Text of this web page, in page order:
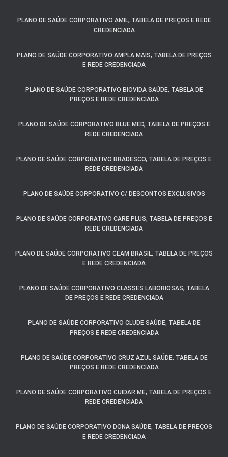
PLANO DE SAÚDE CORPORATIVO AMIL, TABELA DE PREÇOS E REDE
CREDENCIADA
PLANO DE SAÚDE CORPORATIVO AMPLA MAIS, TABELA DE PREÇOS
E REDE CREDENCIADA
PLANO DE SAÚDE CORPORATIVO BIOVIDA SAÚDE, TABELA DE
PREÇOS E REDE CREDENCIADA
PLANO DE SAÚDE CORPORATIVO BLUE MED, TABELA DE PREÇOS E
REDE CREDENCIADA
PLANO DE SAÚDE CORPORATIVO BRADESCO, TABELA DE PREÇOS E
REDE CREDENCIADA
PLANO DE SAÚDE CORPORATIVO C/ DESCONTOS EXCLUSIVOS
PLANO DE SAÚDE CORPORATIVO CARE PLUS, TABELA DE PREÇOS E
REDE CREDENCIADA
PLANO DE SAÚDE CORPORATIVO CEAM BRASIL, TABELA DE PREÇOS
E REDE CREDENCIADA
PLANO DE SAÚDE CORPORATIVO CLASSES LABORIOSAS, TABELA
DE PREÇOS E REDE CREDENCIADA
PLANO DE SAÚDE CORPORATIVO CLUDE SAÚDE, TABELA DE
PREÇOS E REDE CREDENCIADA
PLANO DE SAÚDE CORPORATIVO CRUZ AZUL SAÚDE, TABELA DE
PREÇOS E REDE CREDENCIADA
PLANO DE SAÚDE CORPORATIVO CUIDAR.ME, TABELA DE PREÇOS E
REDE CREDENCIADA
PLANO DE SAÚDE CORPORATIVO DONA SAÚDE, TABELA DE PREÇOS
E REDE CREDENCIADA